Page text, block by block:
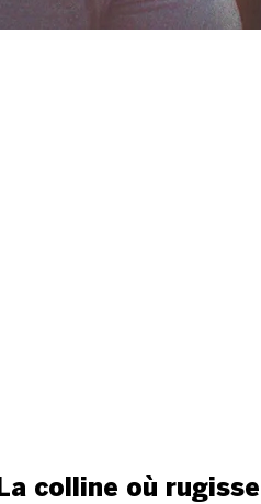
La colline où